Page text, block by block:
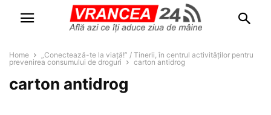
Home
„Conectează-te la viață!” / Tinerii, în centrul activităţilor pentru
prevenirea consumului de droguri
carton antidrog
carton antidrog